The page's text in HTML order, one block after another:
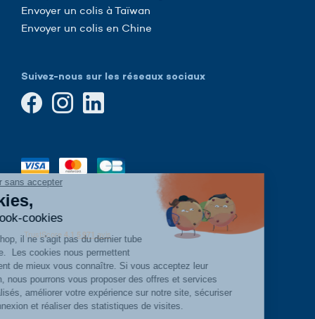
Envoyer un colis à Taïwan
Envoyer un colis en Chine
Suivez-nous sur les réseaux sociaux
Continuer sans accepter
Cookies,
cook-cook-cookies
Hop-hop-hop, il ne s'agit pas du dernier tube
à la mode.Les cookies nous permettent
simplement de mieux vous connaître. Si vous acceptez leur
utilisation, nous pourrons vous proposer des offres et services
personnalisés, améliorer votre expérience sur notre site, sécuriser
votre connexion et réaliser des statistiques de visites.